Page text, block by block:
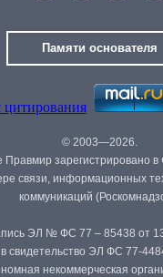
Памяти основателя
© 2003—2026.
Правмир зарегистрировано
связи, информационных
коммуникаций
ЭЛ № ФС 77 – 85438 от
свидетельство ЭЛ ФС 77-
некоммерческая